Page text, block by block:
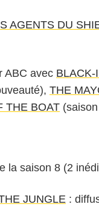
AGENTS DU
ABC avec BLACK-
THE
THE BOAT
la saison 8 (2
JUNGLE :